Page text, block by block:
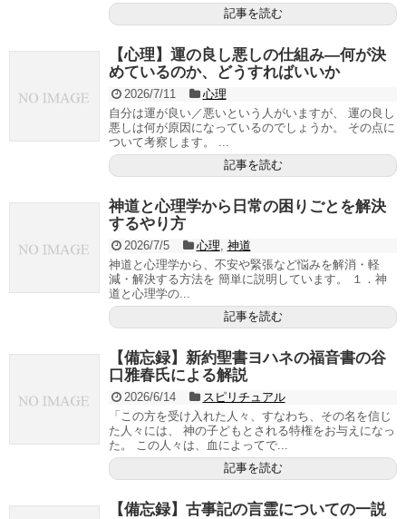
記事を読む
【心理】運の良し悪しの仕組み―何が決
めているのか、どうすればいいか
2026/7/11
心理
自分は運が良い／悪いという人がいますが、 運の良し
悪しは何が原因になっているのでしょうか。 その点に
ついて考察します。 ...
記事を読む
神道と心理学から日常の困りごとを解決
するやり方
2026/7/5 心理, 神道
神道と心理学から、不安や緊張など悩みを解消・軽
減・解決する方法を 簡単に説明しています。 １．神
道と心理学の...
記事を読む
【備忘録】新約聖書ヨハネの福音書の谷
口雅春氏による解説
2026/6/14
スピリチュアル
「この方を受け入れた人々、すなわち、その名を信じ
た人々には、 神の子どもとされる特権をお与えになっ
た。 この人々は、血によってで...
記事を読む
【備忘録】古事記の言霊についての一説